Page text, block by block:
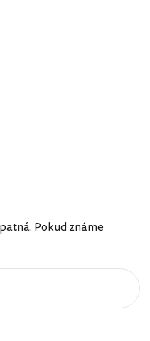
Pokud známe